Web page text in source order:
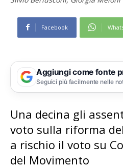
Facebook
Aggiungi come fonte
Seguici più facilmente nelle
Una decina gli
voto sulla riforma
a rischio il voto su
del Movimento